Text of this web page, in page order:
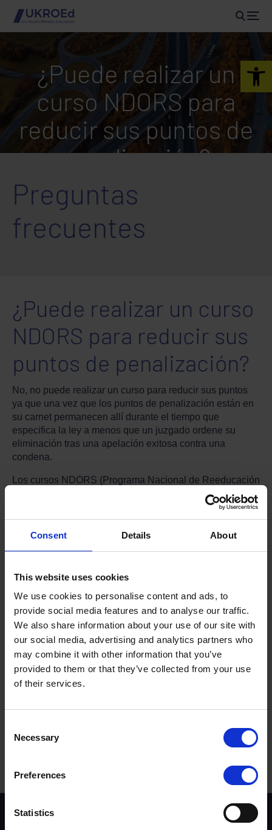
Consent Details About
This website uses cookies
We use cookies to personalise content and ads, to
provide social media features and to analyse our traffic.
We also share information about your use of our site with
our social media, advertising and analytics partners who
may combine it with other information that you’ve
provided to them or that they’ve collected from your use
of their services.
Selection
Necessary
Preferences
Statistics
¿Puede realizar un
curso NDORS para
reducir sus puntos de
penalización?
Preguntas
frecuentes
¿Puede realizar un curso
NDORS para reducir sus
puntos de penalización?
No, no puede realizar un curso para reducir sus puntos
ya que una vez que los puntos de penalización están en
su carnet permanecen allí durante el tiempo que
especifica la ley a menos que un juzgado ordene su
eliminación tras una apelación exitosa contra una
condena.
Los cursos NDORS (Programa Nacional de Reeducación
de Infractores de Tráfico) los ofrece la Policía como
alternativa a un procesamiento y/o una multa y puntos.
¿Encontró la respuesta a su pregunta en la
sección de preguntas frecuentes?
Si no, considere contactar con nosotros.
¿Fue útil esta respuesta?
Entrenadores